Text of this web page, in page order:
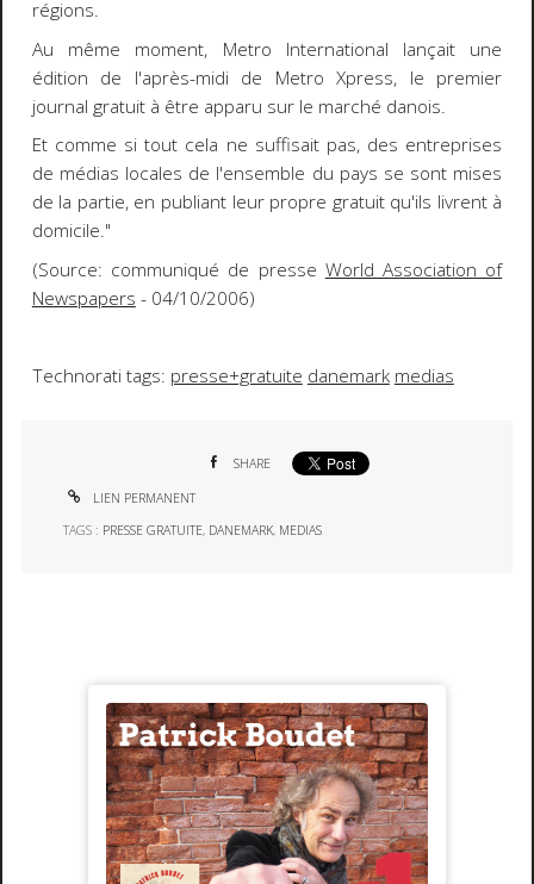
régions.
Au même moment, Metro International lançait une
édition de l'après-midi de Metro Xpress, le premier
journal gratuit à être apparu sur le marché danois.
Et comme si tout cela ne suffisait pas, des entreprises
de médias locales de l'ensemble du pays se sont mises
de la partie, en publiant leur propre gratuit qu'ils livrent à
domicile."
(Source: communiqué de presse World Association of
Newspapers - 04/10/2006)
Technorati tags: presse+gratuite danemark medias
SHARE
LIEN PERMANENT
TAGS : PRESSE GRATUITE, DANEMARK, MEDIAS